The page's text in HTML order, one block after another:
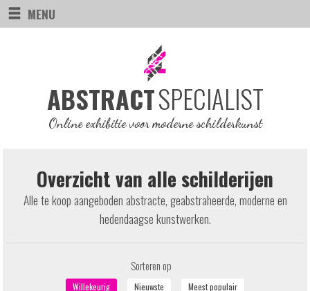
MENU
ABSTRACTSPECIALIST
Online exhibitie voor moderne schilderkunst
Overzicht van alle schilderijen
Alle te koop aangeboden abstracte, geabstraheerde, moderne en
hedendaagse kunstwerken.
Sorteren op